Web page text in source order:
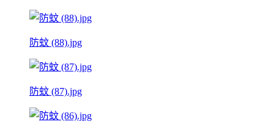
防蚊 (88).jpg
防蚊 (87).jpg